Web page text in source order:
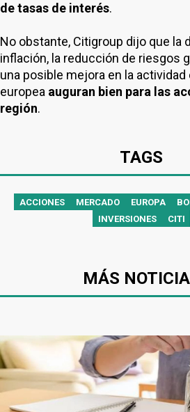
de tasas de interés.
No obstante, Citigroup dijo que la
inflación, la reducción de riesgos
una posible mejora en la actividad
europea auguran bien para las
región.
TAGS
ACCIONES MERCADO EUROPA
INVERSIONES
CITI
MÁS